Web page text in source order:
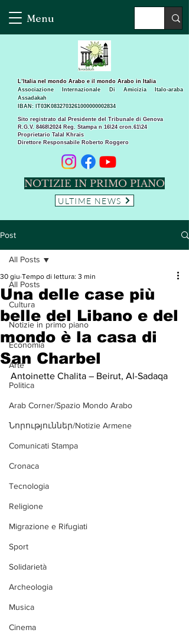
Menu
Sito registrato dal Presidente del Tribunale di Genova
R.G.V. 8468\2024 Reg. Stampa n 16\24 cron.61\24 ​
Proprietario Talal Khrais
Direttore Responsabile Roberto Roggero
L’Italia nel mondo Arabo e il mondo Arabo in Italia
Associazione Internazionale Di Amicizia Italo-araba
Assadakah
IBAN: IT03K0832703261000000002834
NOTIZIE IN PRIMO PIANO
ULTIME NEWS
Post
All Posts
Cultura
Notizie in primo piano
Economia
Arte
Politica
Arab Corner/Spazio Mondo Arabo
Նորություններ/Notizie Armene
Comunicati Stampa
Cronaca
Tecnologia
Religione
Migrazione e Rifugiati
Sport
Solidarietà
Archeologia
Musica
Cinema
All Posts
Una delle case più
belle del Libano e del
mondo è la casa di
San Charbel
30 giu Tempo di lettura: 3 min
Antoinette Chalita – Beirut, Al-Sadaqa